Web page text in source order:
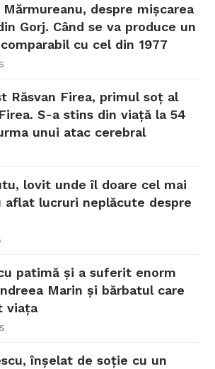
Mărmureanu, despre mișcarea
Gorj. Când se va produce un
cu cel din 1977
Răsvan Firea, primul soț al
S-a stins din viață la 54
unui atac cerebral
lovit unde îl doare cel mai
aflat lucruri neplăcute despre
patimă și a suferit enorm
Marin și bărbatul care
viața
înșelat de soție cu un